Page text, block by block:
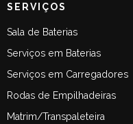
SERVIÇOS
Sala de Baterias
Serviços em Baterias
Serviços em Carregadores
Rodas de Empilhadeiras
Matrim/Transpaleteira